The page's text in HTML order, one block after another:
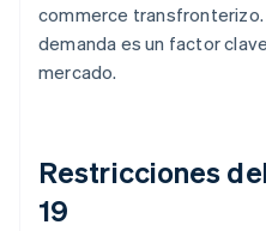
commerce
demanda es un factor
mercado.
Restricciones
19